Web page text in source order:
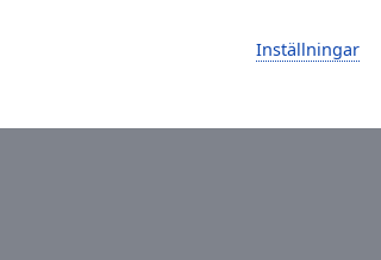
Inställningar